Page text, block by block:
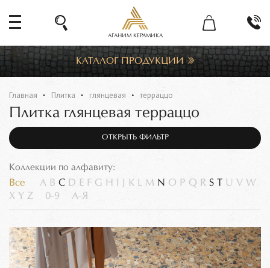
АГАНИМ КЕРАМИКА
КАТАЛОГ ПРОДУКЦИИ
Главная Плитка глянцевая терраццо
Плитка глянцевая терраццо
ОТКРЫТЬ ФИЛЬТР
Коллекции по алфавиту:
Все A B C D E F G H K L M N O P Q R S T U V W
X Y Z 0-9 А-Я